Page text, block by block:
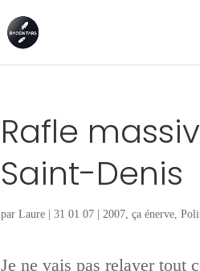
Rafle
Saint-Denis
par Laure| 31 01 07| 2007, ça énerve,
Je ne vais pas relayer tout